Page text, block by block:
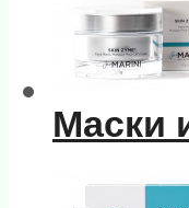
Маски